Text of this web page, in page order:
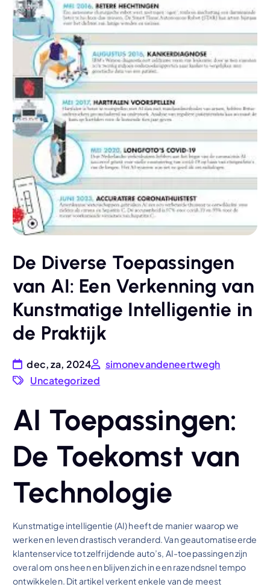
De Diverse Toepassingen
van AI: Een Verkenning van
Kunstmatige Intelligentie in
de Praktijk
dec, za, 2024
simonevandeneertwegh
Uncategorized
AI Toepassingen:
De Toekomst van
Technologie
Kunstmatige intelligentie (AI) heeft de manier waarop we
werken en leven drastisch veranderd. Van geautomatiseerde
klantenservice tot zelfrijdende auto’s, AI-toepassingen zijn
overal om ons heen en blijven zich in een razendsnel tempo
ontwikkelen. Dit artikel verkent enkele van de meest